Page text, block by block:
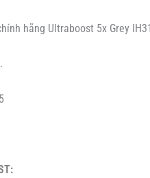
hãng Ultraboost 5x Grey